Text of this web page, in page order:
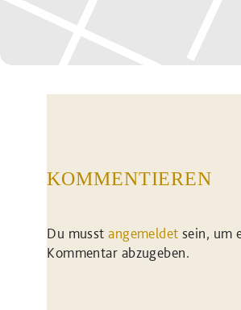
KOMMENTIEREN
Du musstangemeldet sein, um
Kommentar abzugeben.